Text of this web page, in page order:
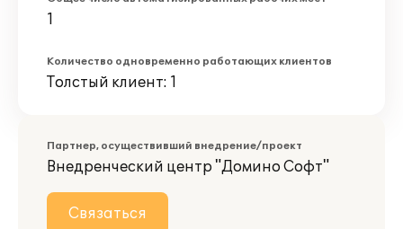
1
Количество одновременно работающих клиентов
Толстый клиент: 1
Партнер, осуществивший внедрение/проект
Внедренческий центр "Домино Софт"
Связаться